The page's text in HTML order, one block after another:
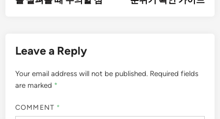
Leave a Reply
Your email address will not be published. Required fields
are marked *
COMMENT *